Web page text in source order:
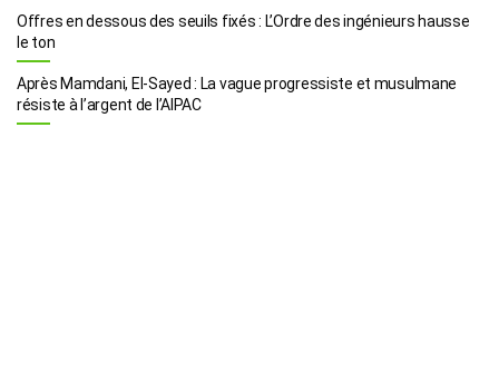
Offres en dessous des seuils fixés : L’Ordre des ingénieurs hausse
le ton
Après Mamdani, El-Sayed : La vague progressiste et musulmane
résiste à l’argent de l’AIPAC